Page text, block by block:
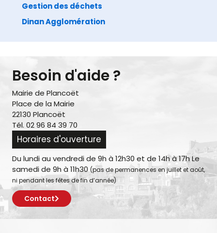
Gestion des déchets
Dinan Agglomération
Besoin d'aide ?
Mairie de Plancoët
Place de la Mairie
22130 Plancoët
Tél. 02 96 84 39 70
Horaires d'ouverture
Du lundi au vendredi de 9h à 12h30 et de 14h à 17h Le
samedi de 9h à 11h30 (pas de permanences en juillet et août,
ni pendant les fêtes de fin d’année)
Contact